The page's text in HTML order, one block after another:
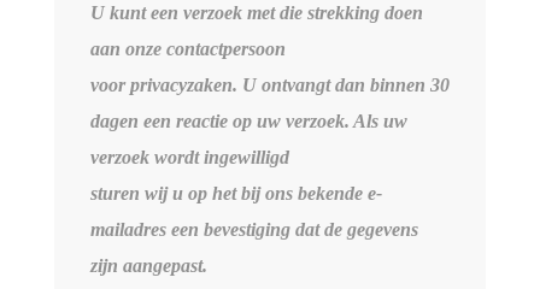
U kunt een verzoek met die strekking doen
aan onze contactpersoon
voor privacyzaken. U ontvangt dan binnen 30
dagen een reactie op uw verzoek. Als uw
verzoek wordt ingewilligd
sturen wij u op het bij ons bekende e-
mailadres een bevestiging dat de gegevens
zijn aangepast.